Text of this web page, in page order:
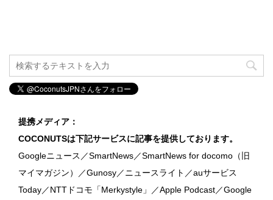
提携メディア：
COCONUTSは下記サービスに記事を提供しております。
Googleニュース／SmartNews／SmartNews for docomo（旧
マイマガジン）／Gunosy／ニュースライト／auサービス
Today／NTTドコモ「Merkystyle」／Apple Podcast／Google